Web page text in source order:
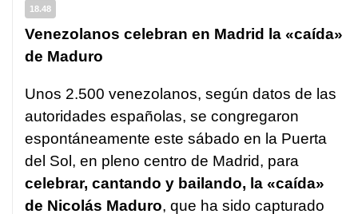
18.48
Venezolanos celebran en Madrid la «caída»
de Maduro
Unos 2.500 venezolanos, según datos de las
autoridades españolas, se congregaron
espontáneamente este sábado en la Puerta
del Sol, en pleno centro de Madrid, para
celebrar, cantando y bailando, la «caída»
de Nicolás Maduro, que ha sido capturado